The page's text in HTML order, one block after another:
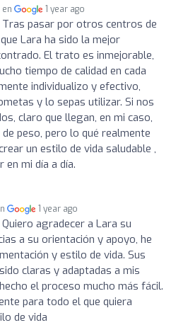
en 1 year ago
Tras pasar por otros centros de
Lara ha sido la mejor
El trato es inmejorable,
tiempo de calidad en cada
individualizo y efectivo,
y lo sepas utilizar. Si nos
claro que llegan, en mi caso,
peso, pero lo qué realmente
un estilo de vida saludable ,
en mi día a día.
1 year ago
Quiero agradecer a Lara su
a su orientación y apoyo, he
y estilo de vida. Sus
claras y adaptadas a mis
el proceso mucho más fácil.
para todo el que quiera
de vida